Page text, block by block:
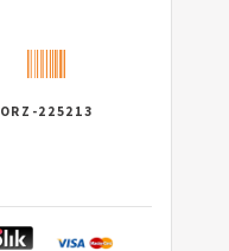
ORZ-225213